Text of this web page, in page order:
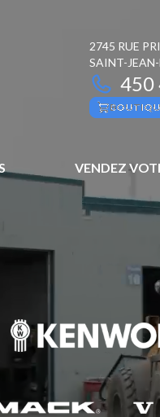
2745 RUE
SAINT-
450
VENDEZ